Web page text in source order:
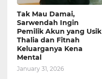
Tak Mau Damai,
Sarwendah Ingin
Pemilik Akun yang Usik
Thalia dan Fitnah
Keluarganya Kena
Mental
January 31, 2026